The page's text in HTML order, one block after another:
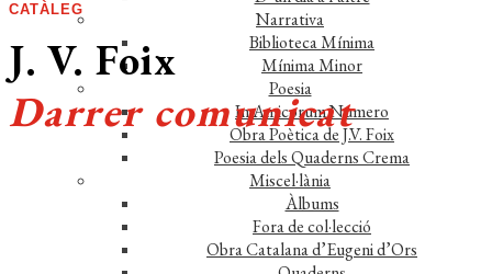
Narrativa
Biblioteca Mínima
Mínima Minor
Poesia
In Amicorum Numero
Obra Poètica de J.V. Foix
Poesia dels Quaderns Crema
Miscel·lània
Àlbums
Fora de col·lecció
Obra Catalana d’Eugeni d’Ors
CATÀLEG
J. V. Foix
Darrer comunicat